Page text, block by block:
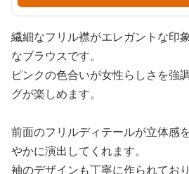
繊細なフリル襟がエレガントな印
なブラウスです。
ピンクの色合いが女性らしさを強
グが楽しめます。
前面のフリルディテールが立体感
やかに演出してくれます。
袖のデザインも丁寧に作られてお